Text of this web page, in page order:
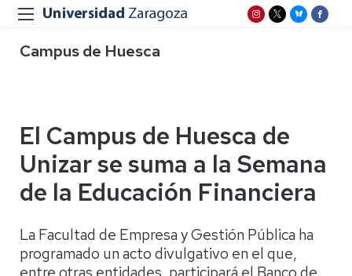
Campus de Huesca
El Campus de Huesca de
Unizar se suma a la Semana
de la Educación Financiera
La Facultad de Empresa y Gestión Pública ha
programado un acto divulgativo en el que,